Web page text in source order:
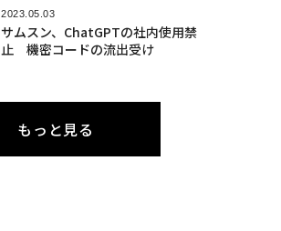
2023.05.03
サムスン、ChatGPTの社内使用禁
止 機密コードの流出受け
もっと見る